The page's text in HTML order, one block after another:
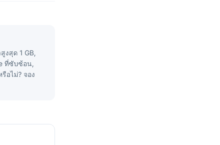
งสุด 1 GB,
ที่ซับซ้อน,
อไม่? จอง